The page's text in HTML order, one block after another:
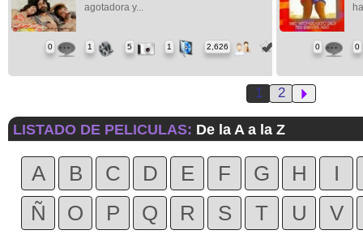
agotadora y...
0 1 5 1 2,626 0 0
1 2
LISTADO DE PELICULAS: De la A a la Z
A B C D E F G H
I
Ñ
O P Q R S T U V